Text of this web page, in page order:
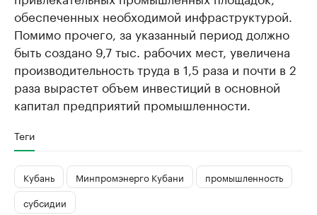
обеспеченных необходимой инфраструктурой.
Помимо прочего, за указанный период должно
быть создано 9,7 тыс. рабочих мест, увеличена
производительность труда в 1,5 раза и почти в 2
раза вырастет объем инвестиций в основной
капитал предприятий промышленности.
Теги
Кубань Минпромэнерго Кубани
промышленность
субсидии